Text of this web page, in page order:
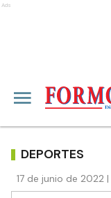
Ads
DEPORTES
17 de junio de 2022